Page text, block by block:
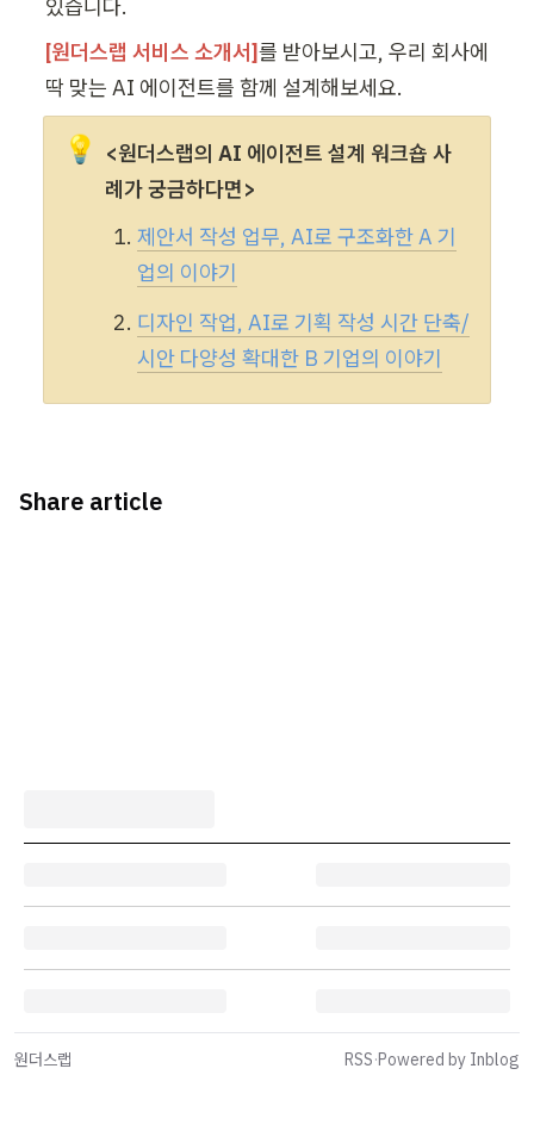
있습니다.
[원더스랩 서비스 소개서]를 받아보시고, 우리 회사에
💡
<원더스랩의 AI 에이전트 설계 워크숍 사
례가 궁금하다면>
제안서 작성 업무, AI로 구조화한 A 기
업의 이야기
디자인 작업, AI로 기획 작성 시간 단축/
시안 다양성 확대한 B 기업의 이야기
Share article
원더스랩 RSS·Powered by Inblog